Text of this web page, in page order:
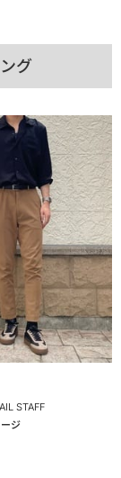
グ
STAFF
ジ